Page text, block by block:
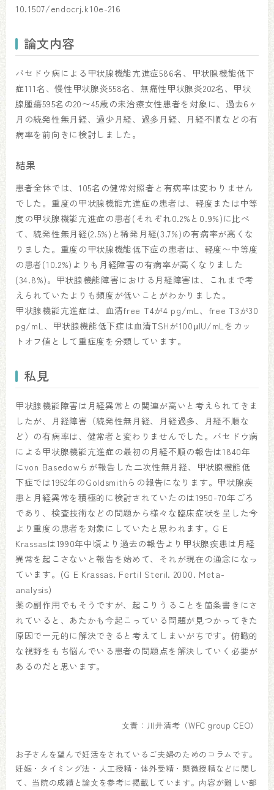
10.1507/endocrj.k10e-216
論文内容
バセドウ病による甲状腺機能亢進症586名、甲状腺機能低下
症111名、慢性甲状腺炎558名、無痛性甲状腺炎202名、甲状
腺腫瘍595名の20〜45歳の未治療女性患者を対象に、過去6ヶ
月の続発性無月経、過少月経、過多月経、月経不順などの有
病率を前向きに検討しました。
結果
患者全体では、105名の健常対照者と有病率は変わりません
でした。重度の甲状腺機能亢進症の患者は、軽度または中等
度の甲状腺機能亢進症の患者(それぞれ0.2%と0.9%)に比べ
て、続発性無月経(2.5%)と稀発月経(3.7%)の有病率が高くな
りました。重度の甲状腺機能低下症の患者は、軽度〜中等度
の患者(10.2%)よりも月経障害の有病率が高くなりました
(34.8%)。甲状腺機能障害における月経障害は、これまで考
えられていたよりも頻度が低いことがわかりました。
甲状腺機能亢進症は、血清free T4が4 pg/mL、free T3が30
pg/mL、甲状腺機能低下症は血清TSHが100μIU/mLをカッ
トオフ値として重症度を分類しています。
私見
甲状腺機能障害は月経異常との関連が高いと考えられてきま
したが、月経障害（続発性無月経、月経過多、月経不順な
ど）の有病率は、健常者と変わりませんでした。バセドウ病
による甲状腺機能亢進症の最初の月経不順の報告は1840年
にvon Basedowらが報告した二次性無月経、甲状腺機能低
下症では1952年のGoldsmithらの報告になります。甲状腺疾
患と月経異常を積極的に検討されていたのは1950-70年ごろ
であり、検査技術などの問題から様々な臨床症状を呈した今
より重度の患者を対象にしていたと思われます。G E
Krassasは1990年中頃より過去の報告より甲状腺疾患は月経
異常を起こさないと報告を始めて、それが現在の通念になっ
ています。(G E Krassas. Fertil Steril. 2000. Meta-
analysis)
薬の副作用でもそうですが、起こりうることを箇条書きにさ
れていると、あたかも今起こっている問題が見つかってきた
原因で一元的に解決できると考えてしまいがちです。俯瞰的
な視野をもち悩んでいる患者の問題点を解決していく必要が
あるのだと思います。
文責：川井清考（WFC group CEO）
お子さんを望んで妊活をされているご夫婦のためのコラムです。
妊娠・タイミング法・人工授精・体外受精・顕微授精などに関し
て、当院の成績と論文を参考に掲載しています。内容が難しい部